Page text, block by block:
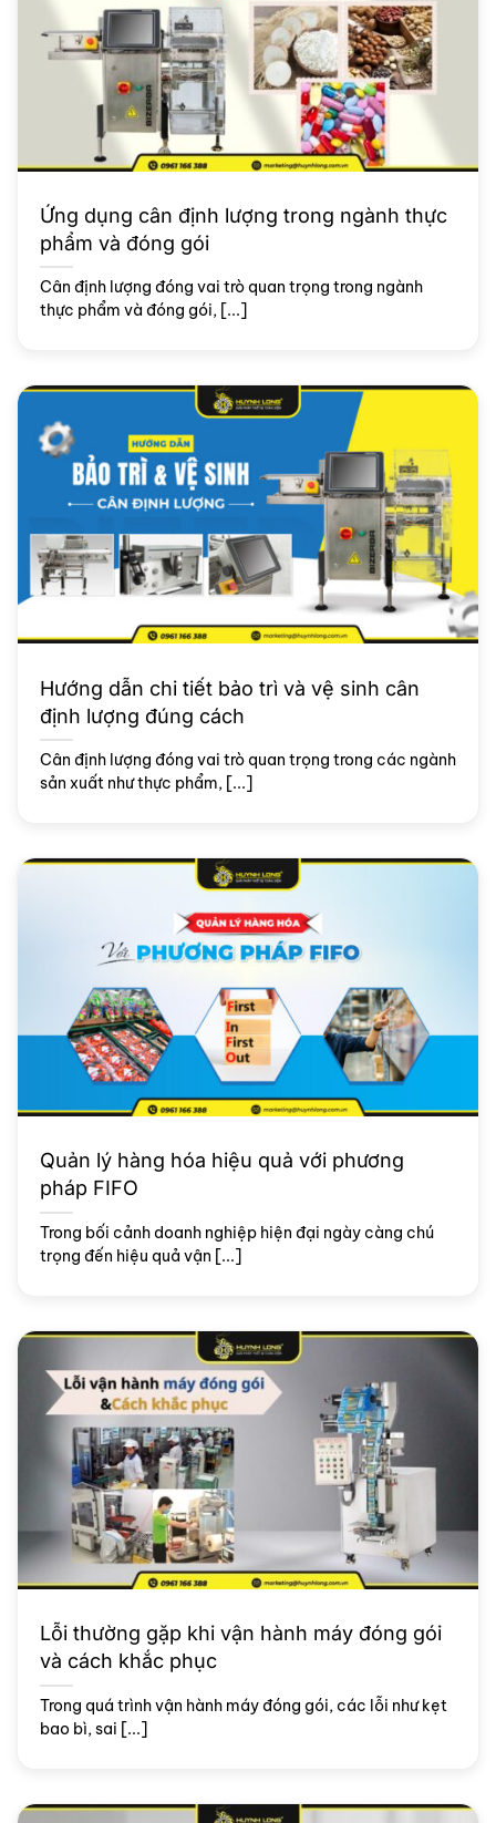
Ứng dụng cân định lượng trong ngành thực
phẩm và đóng gói
Cân định lượng đóng vai trò quan trọng trong ngành
thực phẩm và đóng gói, [...]
Hướng dẫn chi tiết bảo trì và vệ sinh cân
định lượng đúng cách
Cân định lượng đóng vai trò quan trọng trong các ngành
sản xuất như thực phẩm, [...]
Quản lý hàng hóa hiệu quả với phương
pháp FIFO
Trong bối cảnh doanh nghiệp hiện đại ngày càng chú
trọng đến hiệu quả vận [...]
Lỗi thường gặp khi vận hành máy đóng gói
và cách khắc phục
Trong quá trình vận hành máy đóng gói, các lỗi như kẹt
bao bì, sai [...]